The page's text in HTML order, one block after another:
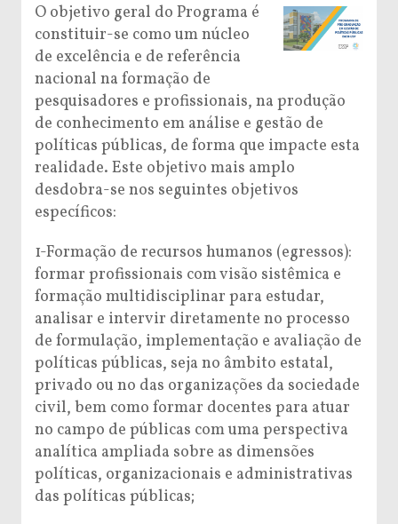
O objetivo geral do Programa é
constituir-se como um núcleo
de excelência e de referência
nacional na formação de
pesquisadores e profissionais, na produção
de conhecimento em análise e gestão de
políticas públicas, de forma que impacte esta
realidade. Este objetivo mais amplo
desdobra-se nos seguintes objetivos
específicos:
1-Formação de recursos humanos (egressos):
formar profissionais com visão sistêmica e
formação multidisciplinar para estudar,
analisar e intervir diretamente no processo
de formulação, implementação e avaliação de
políticas públicas, seja no âmbito estatal,
privado ou no das organizações da sociedade
civil, bem como formar docentes para atuar
no campo de públicas com uma perspectiva
analítica ampliada sobre as dimensões
políticas, organizacionais e administrativas
das políticas públicas;